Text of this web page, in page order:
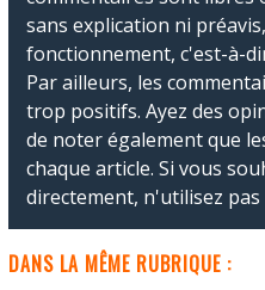
sans explication ni
fonctionnement, c'est-à-
Par ailleurs, les
trop positifs. Ayez des
de noter également que
chaque article. Si vous
directement, n'utilisez pas
DANS LA MÊME RUBRIQUE :